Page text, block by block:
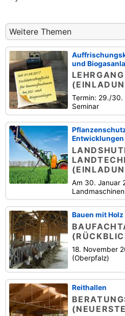
Weitere Themen
und
Termin: 29./
Seminar
Entwicklungen
Am 30. Januar
Bauen mit
18. November
(Oberpfalz)
Reithallen